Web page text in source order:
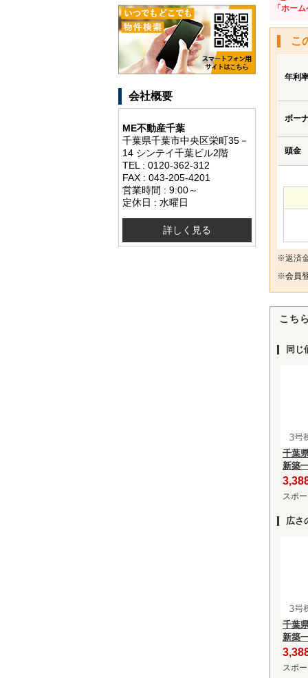
「ホー
こ
年利
ボー
頭金
※返済
※会員
こち
同じ
千葉
新築
スポ
広さ
千葉
新築
スポ
会社概要
ME不動産千葉
千葉県千葉市中央区栄町35－
14 シンテイ千葉ビル2階
TEL : 0120-362-312
FAX : 043-205-4201
営業時間 : 9:00～
定休日 : 水曜日
詳しく見る